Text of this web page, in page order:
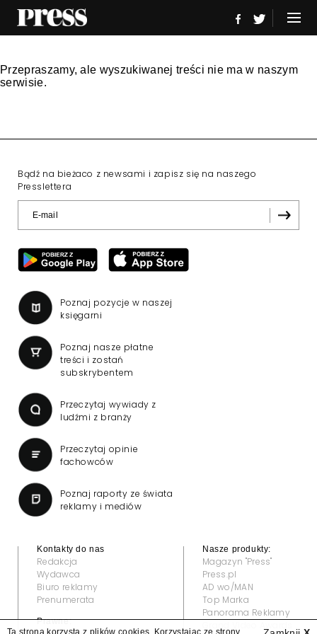
Przepraszamy, ale wyszukiwanej treści nie ma w naszym
serwisie.
Bądź na bieżaco z newsami i zapisz się na naszego
Presslettera
Poznaj pozycje w naszej
księgarni
Poznaj nasze płatne
treści i zostań
subskrybentem
Przeczytaj wywiady z
ludźmi z branży
Przeczytaj opinie
fachowców
Poznaj raporty ze świata
reklamy i mediów
Kontakty do nas
Redakcja
Wydawca
Biuro reklamy
Prenumerata
Prawne:
Nasze produkty:
Magazyn "Press"
Press.pl
AD wo/MAN
Top Marka
Panorama Reklamy
Ta strona korzysta z plików cookies. Korzystając ze strony